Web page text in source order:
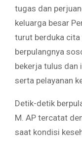
tugas dan
keluarga besar
turut berduka
berpulangnya
bekerja tulus dan
serta pelayanan
Detik-detik
M. AP tercatat
saat kondisi